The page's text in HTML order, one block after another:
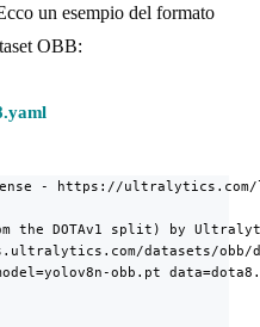
un esempio del formato
OBB:
- https://ultralytics.com/
the DOTAv1 split) by
datasets/obb/
obb.pt